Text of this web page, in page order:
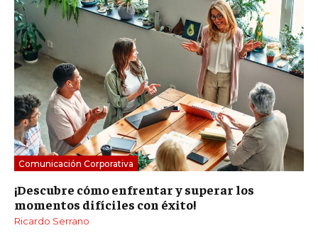
Comunicación Corporativa
¡Descubre cómo enfrentar y superar los
momentos difíciles con éxito!
Ricardo Serrano